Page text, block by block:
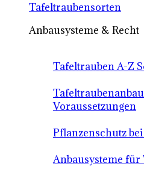
Tafeltraubensorten
Anbausysteme & Recht
Tafeltrauben A-Z
Voraussetzungen
Pflanzenschutz
Anbausysteme